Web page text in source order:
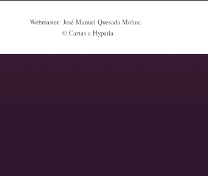
Webmaster: José Manuel Quesada Molina
© Cartas a Hypatia